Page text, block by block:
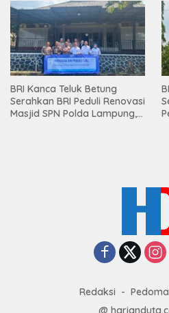
BRI Kanca Teluk Betung
Serahkan BRI Peduli Renovasi
Masjid SPN Polda Lampung,
Redaksi
@